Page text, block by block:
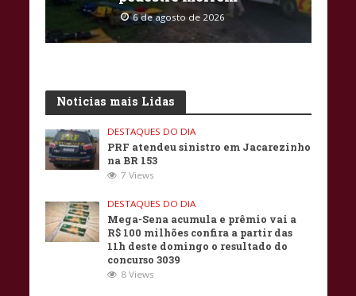
6 de agosto de 2026
Noticias mais Lidas
DESTAQUES DO DIA
PRF atendeu sinistro em Jacarezinho
na BR 153
7 Views
DESTAQUES DO DIA
Mega-Sena acumula e prêmio vai a
R$ 100 milhões confira a partir das
11h deste domingo o resultado do
concurso 3039
8 Views